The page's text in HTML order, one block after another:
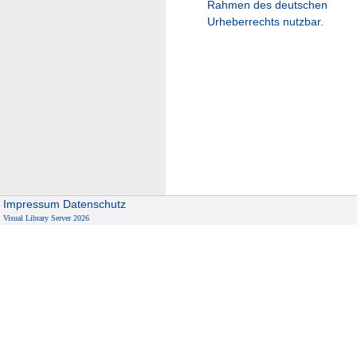
Rahmen des deutschen
Urheberrechts nutzbar.
Impressum Datenschutz
Visual Library Server 2026